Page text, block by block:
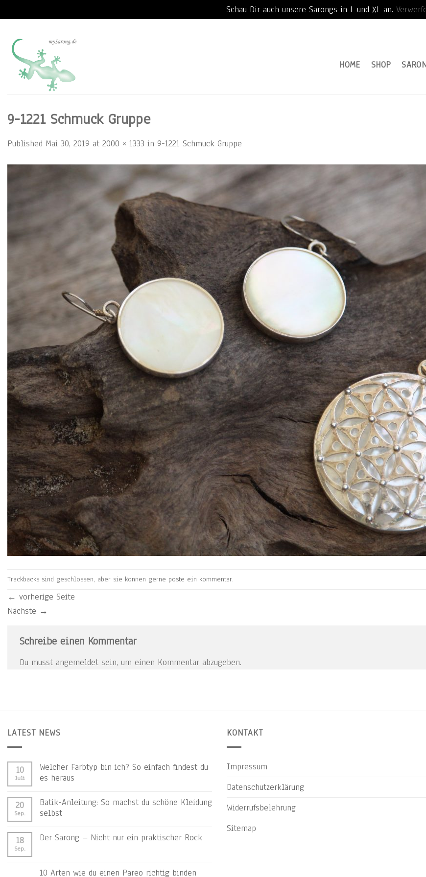
Schau Dir auch unsere Sarongs in L und XL an.
content
HOME
SHOP
9-1221 Schmuck Gruppe
Published Mai 30, 2019 at 2000 × 1333 in 9-1221 Schmuck Gruppe
Trackbacks sind geschlossen, aber sie können gerne poste ein kommentar.
← vorherige Seite
Nächste →
Schreibe einen Kommentar
Du musst angemeldet sein, um einen Kommentar abzugeben.
LATEST NEWS
10
Juli
Welcher Farbtyp bin ich? So einfach findest du
es heraus
20
Sep.
Batik-Anleitung: So machst du schöne Kleidung
selbst
18
Sep.
Der Sarong – Nicht nur ein praktischer Rock
10 Arten wie du einen Pareo richtig binden
KONTAKT
Impressum
Datenschutzerklärung
Widerrufsbelehrung
Sitemap